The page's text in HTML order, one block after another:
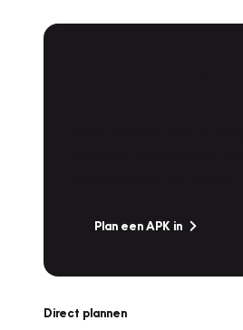
Plan een APK in
Direct plannen